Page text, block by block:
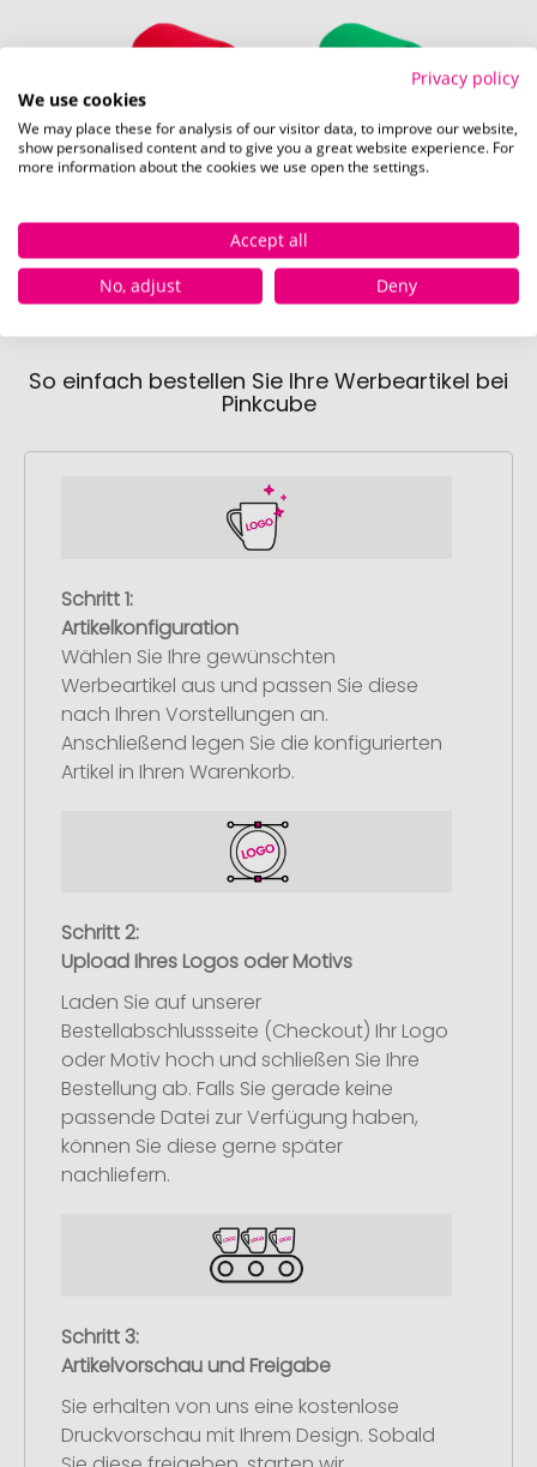
rot grün
So einfach bestellen Sie Ihre Werbeartikel bei
Pinkcube
Schritt 1:
Artikelkonfiguration
Wählen Sie Ihre gewünschten
Werbeartikel aus und passen Sie diese
nach Ihren Vorstellungen an.
Anschließend legen Sie die konfigurierten
Artikel in Ihren Warenkorb.
Schritt 2:
Upload Ihres Logos oder Motivs
Laden Sie auf unserer
Bestellabschlussseite (Checkout) Ihr Logo
oder Motiv hoch und schließen Sie Ihre
Bestellung ab. Falls Sie gerade keine
passende Datei zur Verfügung haben,
können Sie diese gerne später
nachliefern.
Schritt 3:
Artikelvorschau und Freigabe
Sie erhalten von uns eine kostenlose
Druckvorschau mit Ihrem Design. Sobald
Privacy policy
We use cookies
We may place these for analysis of our visitor data, to improve our website,
show personalised content and to give you a great website experience. For
more information about the cookies we use open the settings.
Accept all
No, adjust
Deny